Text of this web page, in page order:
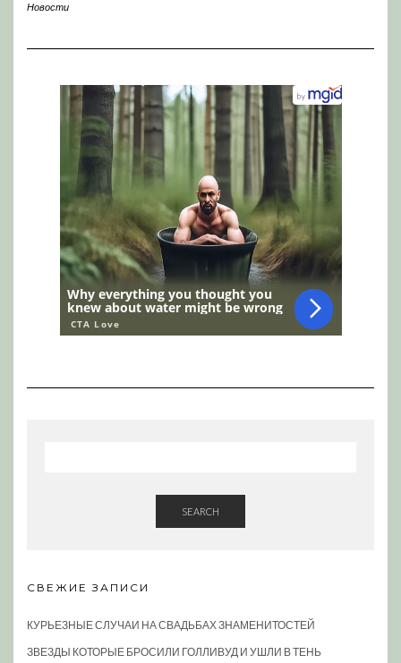
Новости
SEARCH
СВЕЖИЕ ЗАПИСИ
КУРЬЕЗНЫЕ СЛУЧАИ НА СВАДЬБАХ ЗНАМЕНИТОСТЕЙ
ЗВЕЗДЫ КОТОРЫЕ БРОСИЛИ ГОЛЛИВУД И УШЛИ В ТЕНЬ